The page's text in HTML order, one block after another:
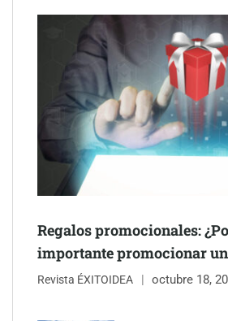
Schaeffler mejora su rentabilidad en el
Regalos promocionales:
importante promocionar
Revista ÉXITOIDEA octubre 18,